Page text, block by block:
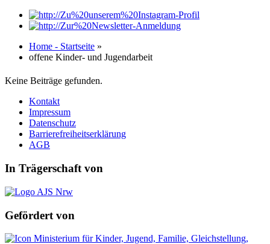
Home - Startseite »
offene Kinder- und Jugendarbeit
Keine Beiträge gefunden.
Kontakt
Impressum
Datenschutz
Barrierefreiheitserklärung
AGB
In Trägerschaft von
Gefördert von